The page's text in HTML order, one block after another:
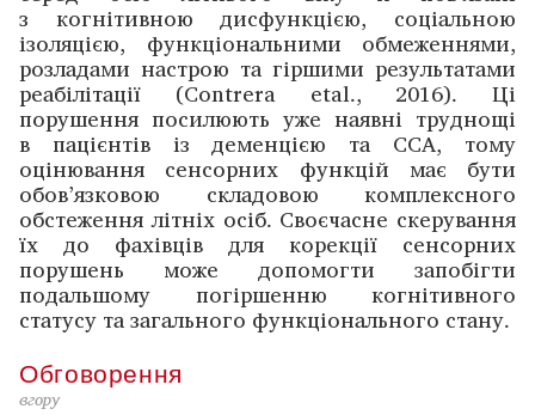
з когнітивною дисфункцією, соціальною
ізоляцією, функціональними обмеженнями,
розладами настрою та гіршими результатами
реабілітації (Contrera etal., 2016). Ці
порушення посилюють уже наявні труднощі
в пацієнтів із деменцією та ССА, тому
оцінювання сенсорних функцій має бути
обов’язковою складовою комплексного
обстеження літніх осіб. Своє­часне скерування
їх до фахівців для корекції сенсорних
порушень може допомогти запобігти
подальшому погіршенню когнітивного
статусу та загального функ­ціонального стану.
Обговорення
вгору